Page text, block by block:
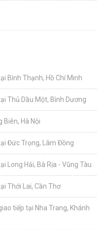
Bình Thạnh, Hồ Chí Minh
Thủ Dầu Một, Bình Dương
Biên, Hà Nội
Đức Trọng, Lâm Đồng
Long Hải, Bà Rịa - Vũng Tàu
Thới Lai, Cần Thơ
tiếp tại Nha Trang, Khánh